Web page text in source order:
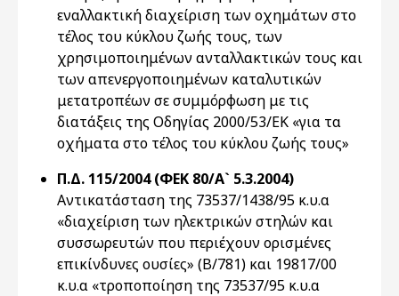
εναλλακτική διαχείριση των οχημάτων στο
τέλος του κύκλου ζωής τους, των
χρησιμοποιημένων ανταλλακτικών τους και
των απενεργοποιημένων καταλυτικών
μετατροπέων σε συμμόρφωση με τις
διατάξεις της Οδηγίας 2000/53/ΕΚ «για τα
οχήματα στο τέλος του κύκλου ζωής τους»
Π.Δ. 115/2004 (ΦΕΚ 80/Α` 5.3.2004)
Αντικατάσταση της 73537/1438/95 κ.υ.α
«διαχείριση των ηλεκτρικών στηλών και
συσσωρευτών που περιέχουν ορισμένες
επικίνδυνες ουσίες» (Β/781) και 19817/00
κ.υ.α «τροποποίηση της 73537/95 κ.υ.α